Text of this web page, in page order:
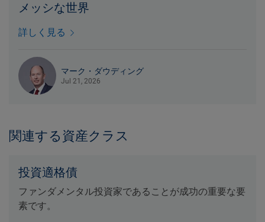
メッシな世界
詳しく見る
マーク・ダウディング
Jul 21, 2026
関連する資産クラス
投資適格債
ファンダメンタル投資家であることが成功の重要な要
素です。